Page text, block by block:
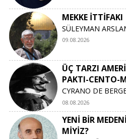
MEKKE İTTİFAKI
SÜLEYMAN
09.08.2026
ÜÇ TARZI
PAKTI-CENTO-
CYRANO DE
08.08.2026
YENİ BİR
MİYİZ?